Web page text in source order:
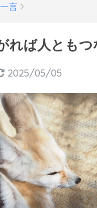
言
れば人ともつ
2025/05/05